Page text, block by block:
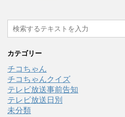
カテゴリー
チコちゃん
チコちゃんクイズ
テレビ放送事前告知
テレビ放送日別
未分類